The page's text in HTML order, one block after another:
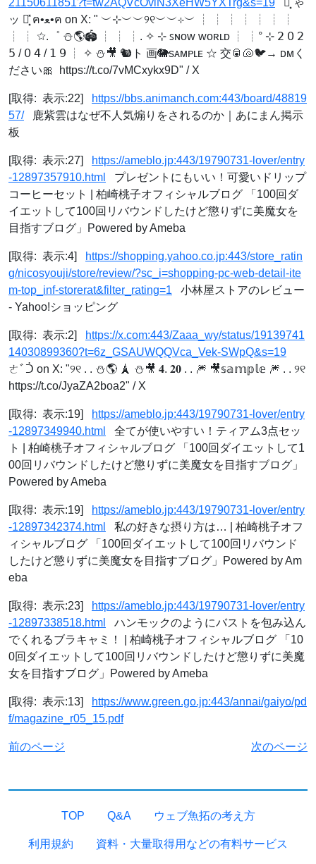
21150611851?t=tw2AQVcOviN3XeHW5YXTrg&s=19 き͓̽ ゃ
ッ と͓̽ ฅ•ﻌ•ฅ on X: "ㅤ ㅤㅤ︶⊹︶︶୨୧︶︶⊹︶ ┊ ┊ ┊ ┊ ┊ ┊ ┊
┊ ┊ ☆.゜ ⛄️🌎🏟️ ┊ ┊ ┊. ✧ ⊹ ꜱɴᴏᴡ ᴡᴏʀʟᴅ ┊ ┊° ⊹ 𝟤 𝟢 𝟤
𝟧 / 𝟢 𝟦 / 𝟣 𝟫 ┊ ✧ ⛄️🎥 🐿️ト 画🐘sᴀᴍᴘʟᴇ ☆ 交🥫🐚🐦→ ᴅᴍく
ださい🎀 ㅤ https://t.co/7vMCxykx9D" / X
[取得: 表示:22]
https://bbs.animanch.com:443/board/48819
57/鹿紫雲はなぜ不人気煽りをされるのか｜あにまん掲示
板
[取得: 表示:27]
https://ameblo.jp:443/19790731-lover/entry
-12897357910.html
プレゼントにもいい！可愛いドリップ
コーヒーセット | 柏崎桃子オフィシャルブログ 「100回ダ
イエットして100回リバウンドしたけど懲りずに美魔女を
目指すブログ」Powered by Ameba
[取得: 表示:4]
https://shopping.yahoo.co.jp:443/store_ratin
g/nicosyouji/store/review/?sc_i=shopping-pc-web-detail-ite
m-top_inf-storerat&filter_rating=1 小林屋ストアのレビュー
- Yahoo!ショッピング
[取得: 表示:2]
https://x.com:443/Zaaa_wy/status/19139741
14030899360?t=6z_GSAUWQQVca_Vek-SWpQ&s=19
ㄜﾞᑑ on X: "୨୧ . . ⛄️🌎 🗼 ⛄️🎥 𝟒. 𝟐𝟎 . . 🎆 🎥𝕤𝕒𝕞𝕡𝕝𝕖 🎆 . . ୨୧
https://t.co/JyaZA2boa2" / X
[取得: 表示:19]
https://ameblo.jp:443/19790731-lover/entry
-12897349940.html
全てが使いやすい！ティアム3点セッ
ト | 柏崎桃子オフィシャルブログ 「100回ダイエットして1
00回リバウンドしたけど懲りずに美魔女を目指すブログ」
Powered by Ameba
[取得: 表示:19]
https://ameblo.jp:443/19790731-lover/entry
-12897342374.html
私の好きな摂り方は… | 柏崎桃子オフ
ィシャルブログ 「100回ダイエットして100回リバウンド
したけど懲りずに美魔女を目指すブログ」Powered by Am
eba
[取得: 表示:23]
https://ameblo.jp:443/19790731-lover/entry
-12897338518.html
ハンモックのようにバストを包み込ん
でくれるブラキャミ！ | 柏崎桃子オフィシャルブログ 「10
0回ダイエットして100回リバウンドしたけど懲りずに美魔
女を目指すブログ」Powered by Ameba
[取得: 表示:13]
https://www.green.go.jp:443/annai/gaiyo/pd
f/magazine_r05_15.pdf
前のページ 次のページ
TOP Q&A ウェブ魚拓の考え方
利用規約 資料・大量取得用などの有料サービス